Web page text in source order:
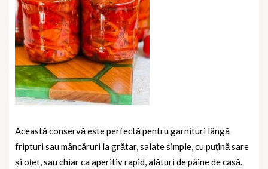
Această conservă este perfectă pentru garnituri lângă
fripturi sau mâncăruri la grătar, salate simple, cu puțină sare
și oțet, sau chiar ca aperitiv rapid, alături de pâine de casă.